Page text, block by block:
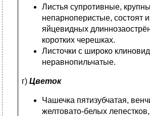
Листья супротивные,
непарноперистые, состоят
яйцевидных
коротких черешках.
Листочки с широко
неравнопильчатые.
г) Цветок
Чашечка пятизубчатая,
желтовато-белых